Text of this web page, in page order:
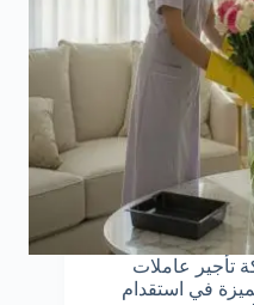
تأجير عاملات
في استقدام